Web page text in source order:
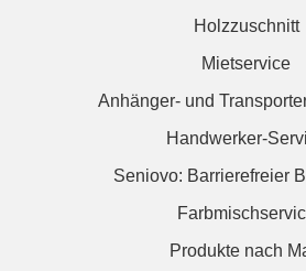
Holzzuschnitt
Mietservice
Anhänger- und
Handwerker-
Seniovo: Barrierefreier
Produkte nach